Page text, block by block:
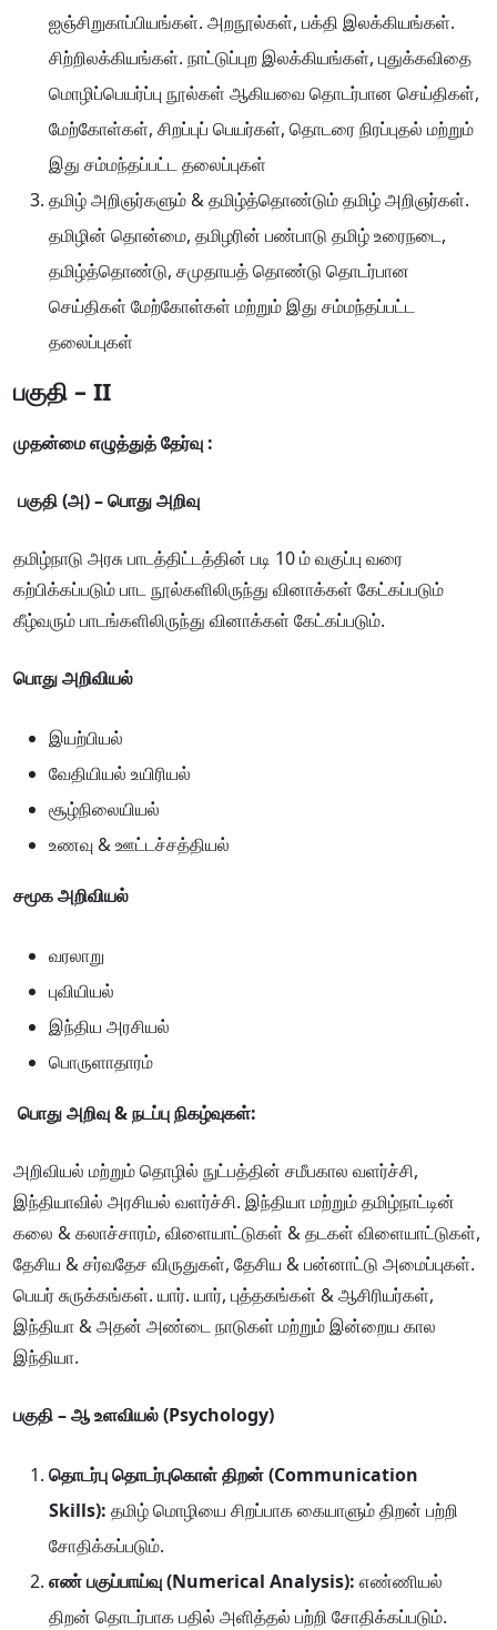
ஐஞ்சிறுகாப்பியங்கள். அறநூல்கள், பக்தி இலக்கியங்கள்.
சிற்றிலக்கியங்கள். நாட்டுப்புற இலக்கியங்கள், புதுக்கவிதை
மொழிப்பெயர்ப்பு நூல்கள் ஆகியவை தொடர்பான செய்திகள்,
மேற்கோள்கள், சிறப்புப் பெயர்கள், தொடரை நிரப்புதல் மற்றும்
இது சம்மந்தப்பட்ட தலைப்புகள்
தமிழ் அறிஞர்களும் & தமிழ்த்தொண்டும் தமிழ் அறிஞர்கள்.
தமிழின் தொன்மை, தமிழரின் பண்பாடு தமிழ் உரைநடை,
தமிழ்த்தொண்டு, சமுதாயத் தொண்டு தொடர்பான
செய்திகள் மேற்கோள்கள் மற்றும் இது சம்மந்தப்பட்ட
தலைப்புகள்
பகுதி – II
முதன்மைஎழுத்துத்தேர்வு :
பகுதி(அ) –பொதுஅறிவு
தமிழ்நாடு அரசு பாடத்திட்டத்தின் படி 10 ம் வகுப்பு வரை
கற்பிக்கப்படும் பாட நூல்களிலிருந்து வினாக்கள் கேட்கப்படும்
கீழ்வரும் பாடங்களிலிருந்து வினாக்கள் கேட்கப்படும்.
பொதுஅறிவியல்
இயற்பியல்
வேதியியல் உயிரியல்
சூழ்நிலையியல்
உணவு & ஊட்டச்சத்தியல்
சமூகஅறிவியல்
வரலாறு
புவியியல்
இந்திய அரசியல்
பொருளாதாரம்
பொதுஅறிவு&நடப்புநிகழ்வுகள்:
அறிவியல் மற்றும் தொழில் நுட்பத்தின் சமீபகால வளர்ச்சி,
இந்தியாவில் அரசியல் வளர்ச்சி. இந்தியா மற்றும் தமிழ்நாட்டின்
கலை & கலாச்சாரம், விளையாட்டுகள் & தடகள் விளையாட்டுகள்,
தேசிய & சர்வதேச விருதுகள், தேசிய & பன்னாட்டு அமைப்புகள்.
பெயர் சுருக்கங்கள். யார். யார், புத்தகங்கள் & ஆசிரியர்கள்,
இந்தியா & அதன் அண்டை நாடுகள் மற்றும் இன்றைய கால
இந்தியா.
பகுதி–ஆஉளவியல்(Psychology)
தொடர்புதொடர்புகொள்திறன்(Communication
Skills): தமிழ் மொழியை சிறப்பாக கையாளும் திறன் பற்றி
சோதிக்கப்படும்.
எண்பகுப்பாய்வு(Numerical Analysis): எண்ணியல்
திறன் தொடர்பாக பதில் அளித்தல் பற்றி சோதிக்கப்படும்.